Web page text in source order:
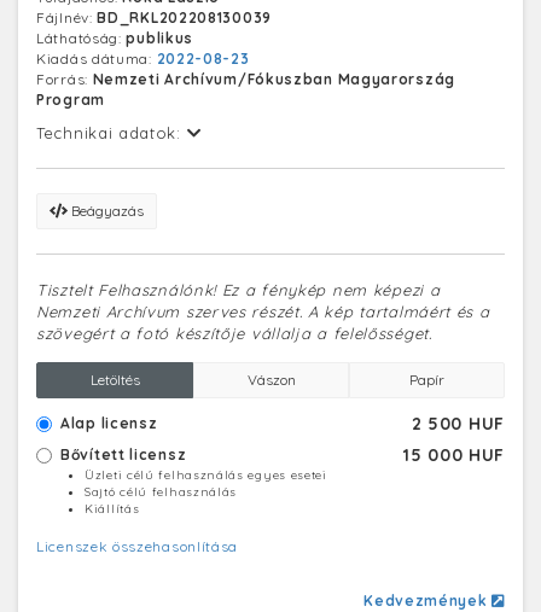
meg újra.
Fájlnév:BD_RKL202208130039
Láthatóság:publikus
Kiadás dátuma: 2022-08-23
Forrás: Nemzeti Archívum/Fókuszban Magyarország
Program
Technikai adatok:
Beágyazás
Tisztelt Felhasználónk! Ez a fénykép nem képezi a
Nemzeti Archívum szerves részét. A kép tartalmáért és a
szövegért a fotó készítője vállalja a felelősséget.
Letöltés Vászon Papír
Alap licensz 2 500 HUF
Bővített licensz 15 000 HUF
Üzleti célú felhasználás egyes esetei
Sajtó célú felhasználás
Kiállítás
Licenszek összehasonlítása
Kedvezmények